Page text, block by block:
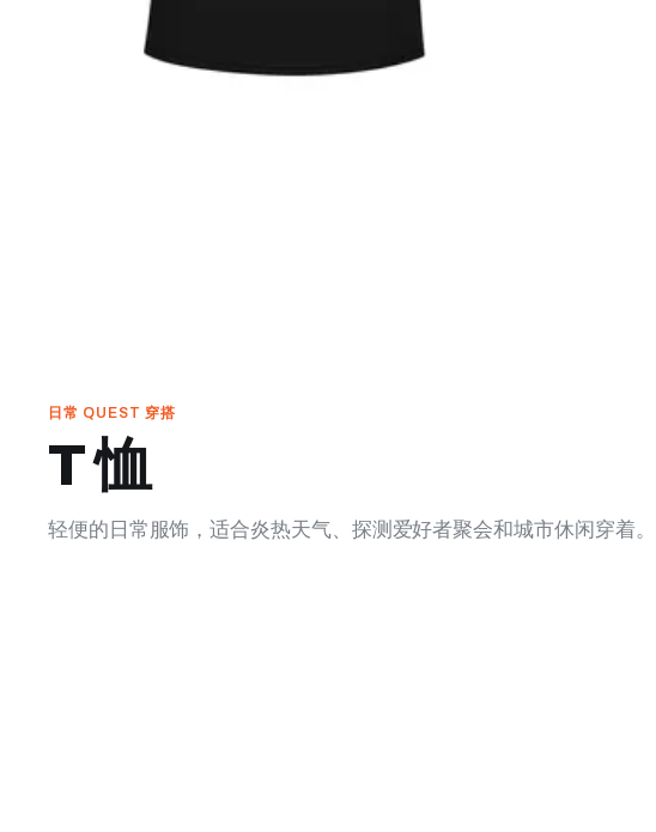
日常 QUEST 穿搭
T 恤
轻便的日常服饰，适合炎热天气、探测爱好者聚会和城市休闲穿着。